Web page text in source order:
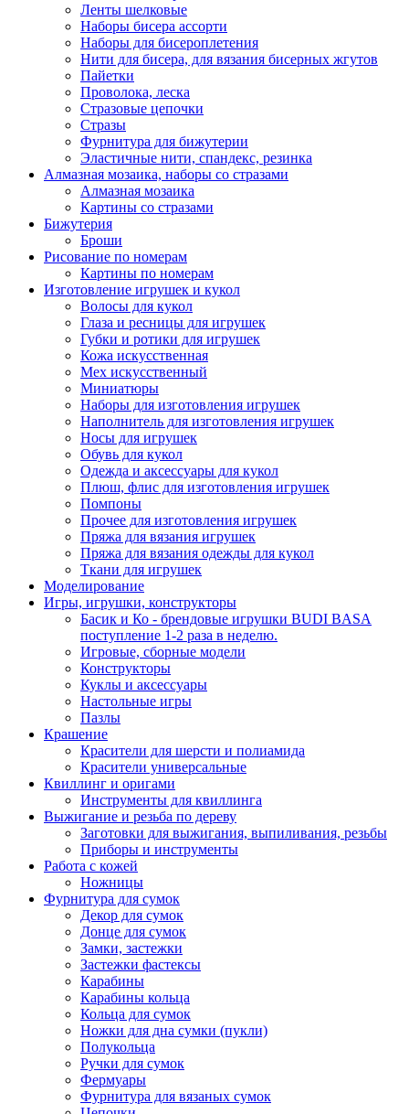
Ленты шелковые
Наборы бисера ассорти
Наборы для бисероплетения
Нити для бисера, для вязания бисерных жгутов
Пайетки
Проволока, леска
Стразовые цепочки
Стразы
Фурнитура для бижутерии
Эластичные нити, спандекс, резинка
Алмазная мозаика, наборы со стразами
Алмазная мозаика
Картины co стразами
Бижутерия
Броши
Рисование по номерам
Картины по номерам
Изготовление игрушек и кукол
Волосы для кукол
Глаза и ресницы для игрушек
Губки и ротики для игрушек
Кожа искусственная
Мех искусственный
Миниатюры
Наборы для изготовления игрушек
Наполнитель для изготовления игрушек
Носы для игрушек
Обувь для кукол
Одежда и аксессуары для кукол
Плюш, флис для изготовления игрушек
Помпоны
Прочее для изготовления игрушек
Пряжа для вязания игрушек
Пряжа для вязания одежды для кукол
Ткани для игрушек
Моделирование
Игры, игрушки, конструкторы
Басик и Ко - брендовые игрушки BUDI BASA
поступление 1-2 раза в неделю.
Игровые, сборные модели
Конструкторы
Куклы и аксессуары
Настольные игры
Пазлы
Крашение
Красители для шерсти и полиамида
Красители универсальные
Квиллинг и оригами
Инструменты для квиллинга
Выжигание и резьба по дереву
Заготовки для выжигания, выпиливания, резьбы
Приборы и инструменты
Работа с кожей
Ножницы
Фурнитура для сумок
Декор для сумок
Донце для сумок
Замки, застежки
Застежки фастексы
Карабины
Карабины кольца
Кольца для сумок
Ножки для дна сумки (пукли)
Полукольца
Ручки для сумок
Фермуары
Фурнитура для вязаных сумок